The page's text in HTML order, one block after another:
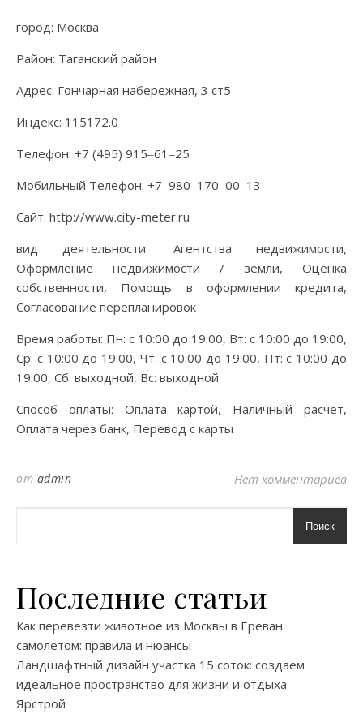
город: Москва
Район: Таганский район
Адрес: Гончарная набережная, 3 ст5
Индекс: 115172.0
Телефон: +7 (495) 915‒61‒25
Мобильный Телефон: +7‒980‒170‒00‒13
Сайт: http://www.city-meter.ru
вид деятельности: Агентства недвижимости,
Оформление недвижимости / земли, Оценка
собственности, Помощь в оформлении кредита,
Согласование перепланировок
Время работы: Пн: с 10:00 до 19:00, Вт: с 10:00 до 19:00,
Ср: с 10:00 до 19:00, Чт: с 10:00 до 19:00, Пт: с 10:00 до
19:00, Сб: выходной, Вс: выходной
Способ оплаты: Оплата картой, Наличный расчёт,
Оплата через банк, Перевод с карты
от admin Нет комментариев
Поиск
Последние статьи
Как перевезти животное из Москвы в Ереван
самолетом: правила и нюансы
Ландшафтный дизайн участка 15 соток: создаем
идеальное пространство для жизни и отдыха
Ярстрой